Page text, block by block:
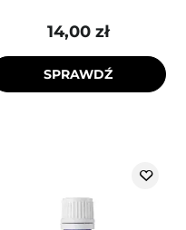
14,00 zł
SPRAWDŹ